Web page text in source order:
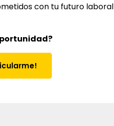
con tu futuro laboral